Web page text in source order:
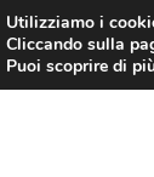
Utilizziamo i
Cliccando sulla
Puoi scoprire di